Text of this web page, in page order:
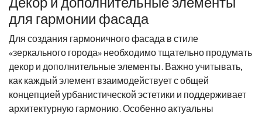
для гармонии фасада
Для создания гармоничного фасада в стиле
«зеркального города» необходимо тщательно продумать
декор и дополнительные элементы. Важно учитывать,
как каждый элемент взаимодействует с общей
концепцией урбанистической эстетики и поддерживает
архитектурную гармонию. Особенно актуальны